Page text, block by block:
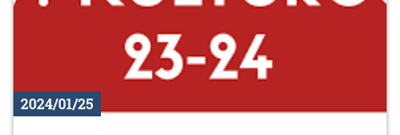
2024/01/25